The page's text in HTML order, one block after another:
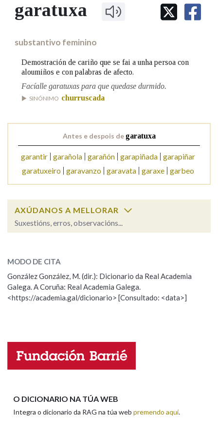
IDENTIDADE CORPORATIVA
MARCIAL DEL ADALID
FIGURAS HOMENAXEADAS
PRIMAVERA DAS LETRAS
PORTAL DAS PALABRAS
Facebook
TwitterYoutubeInstagram
Bluesky
BUSCAR NOS LEMAS
Remata por
BUSCAR NO CONTIDO
Nas definicións
Nos exemplos
OUTRAS OPCIÓNS DE BUSCA
garatuxa
substantivo feminino
Demostración de cariño que se fai a unha persoa con
aloumiños e con palabras de afecto.
Facíalle garatuxas para que quedase durmido.
SINÓNIMO churruscada
Antes e despois degaratuxa
garantir garañola garañón garapiñada
garapiñar
garatuxeiro
garavanzo garavata garaxe garbeo
AXÚDANOS A MELLORAR
Suxestións, erros, observacións...
ESCOLLE UNHA OPCIÓN:
Observación Hai un erro na palabra
Propoño mellorar a definición
Nome
MODO DE CITA
González González, M. (dir.): Dicionario da Real Academia
Galega. A Coruña: Real Academia Galega.
<https://academia.gal/dicionario> [Consultado: <data>]
O DICIONARIO NA TÚA WEB
Integra o dicionario da RAG na túa web premendo aquí.